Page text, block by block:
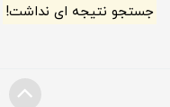
جستجو نتیجه ای نداشت!